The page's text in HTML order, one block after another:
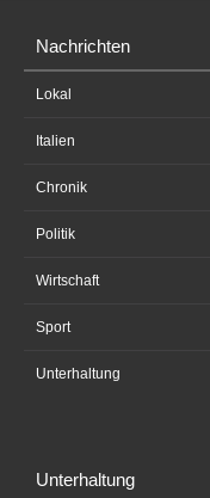
Nachrichten
Lokal
Italien
Chronik
Politik
Wirtschaft
Sport
Unterhaltung
Unterhaltung